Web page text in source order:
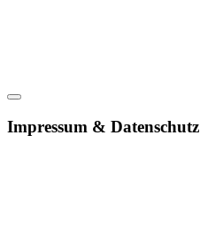
Impressum & Datenschutz